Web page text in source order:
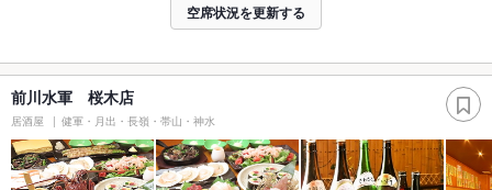
空席状況を更新する
前川水軍 桜木店
居酒屋 健軍・月出・長嶺・帯山・神水